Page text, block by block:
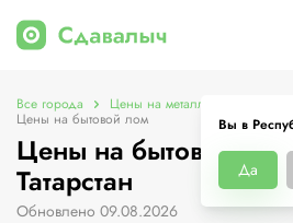
Вы в
Да
Все города Цены на металлолом в
Цены на бытовой лом
Цены на бытовой лом
Татарстан
Обновлено 09.08.2026